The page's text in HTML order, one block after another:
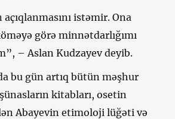
açıqlanmasını istəmir. Ona
görə minnətdarlığımı
– Aslan Kudzayev deyib.
bu gün artıq bütün məşhur
kitabları, osetin
Abayevin etimoloji lüğəti və